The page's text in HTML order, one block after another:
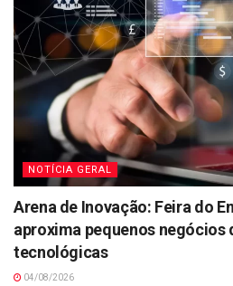
NOTÍCIA GERAL
Arena de Inovação: Feira do
aproxima pequenos negócios
tecnológicas
04/08/2026